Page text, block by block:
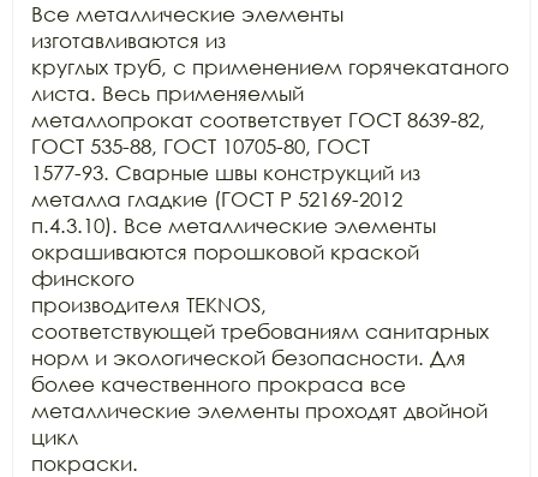
Все металлические элементы
изготавливаются из
круглых труб, с применением горячекатаного
листа. Весь применяемый
металлопрокат соответствует ГОСТ 8639-82,
ГОСТ 535-88, ГОСТ 10705-80, ГОСТ
1577-93. Сварные швы конструкций из
металла гладкие (ГОСТ Р 52169-2012
п.4.3.10). Все металлические элементы
окрашиваются порошковой краской
финского
производителя TEKNOS,
соответствующей требованиям санитарных
норм и экологической безопасности. Для
более качественного прокраса все
металлические элементы проходят двойной
цикл
покраски.